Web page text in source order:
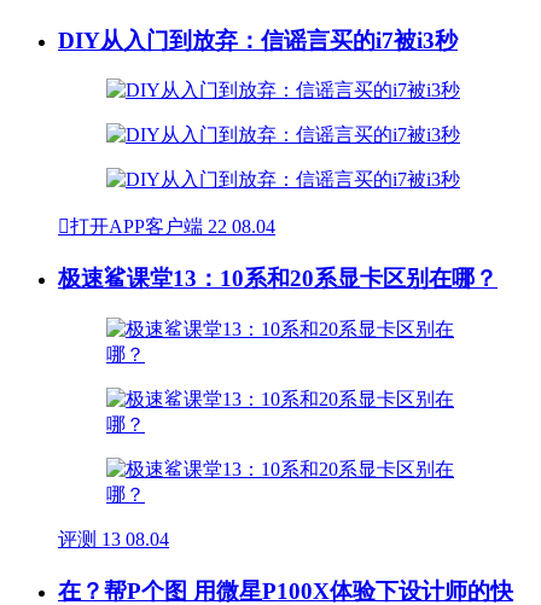
DIY从入门到放弃：信谣言买的i7被i3秒
打开APP客户端 22 08.04
极速鲨课堂13：10系和20系显卡区别在哪？
评测 13 08.04
在？帮P个图 用微星P100X体验下设计师的快